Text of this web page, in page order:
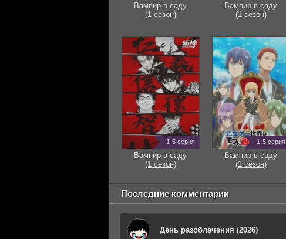
Вампир в саду
(1 сезон)
Вампир в саду
(1 сезон)
1-5 серия
Вампир в саду
(1 сезон)
1-5 серия
Вампир в саду
(1 сезон)
Последние комментарии
День разоблачения (2026)